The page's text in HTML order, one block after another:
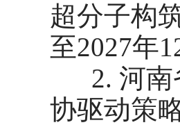
超分子构
至2027年
2. 河南
协驱动策